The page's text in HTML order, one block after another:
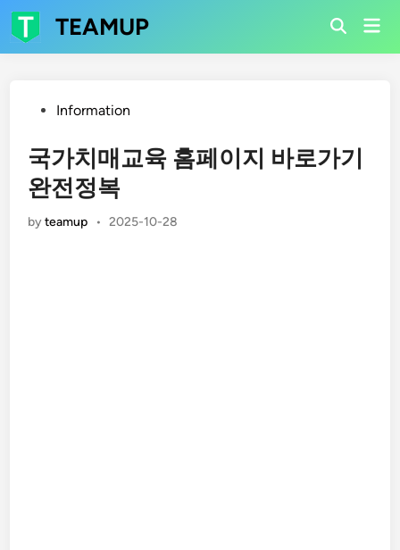
Skip
to
content
TEAMUP
Open
PostedInformation
국가치매교육 홈페이지 바로가기
완전정복
byteamup • 2025-10-28